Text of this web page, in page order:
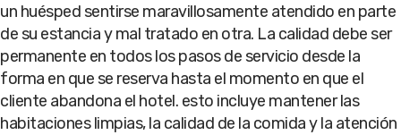
un huésped sentirse maravillosamente atendido en parte
de su estancia y mal tratado en otra. La calidad debe ser
permanente en todos los pasos de servicio desde la
forma en que se reserva hasta el momento en que el
cliente abandona el hotel. esto incluye mantener las
habitaciones limpias, la calidad de la comida y la atención